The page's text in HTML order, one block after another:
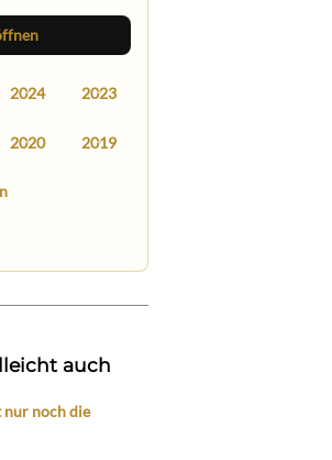
2024 2023
2020 2019
auch
noch die